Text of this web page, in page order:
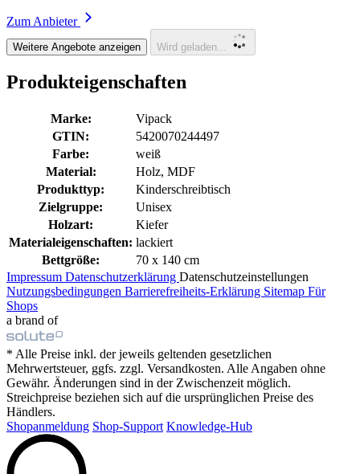
Zum Anbieter
Weitere Angebote anzeigen Wird geladen...
Produkteigenschaften
Marke:
Vipack
GTIN:
5420070244497
Farbe:
weiß
Material:
Holz, MDF
Produkttyp:
Kinderschreibtisch
Zielgruppe:
Unisex
Holzart:
Kiefer
Materialeigenschaften: lackiert
Bettgröße:
70 x 140 cm
Impressum Datenschutzerklärung Datenschutzeinstellungen
Nutzungsbedingungen Barrierefreiheits-Erklärung Sitemap Für
Shops
a brand of
* Alle Preise inkl. der jeweils geltenden gesetzlichen
Mehrwertsteuer, ggfs. zzgl. Versandkosten. Alle Angaben ohne
Gewähr. Änderungen sind in der Zwischenzeit möglich.
Streichpreise beziehen sich auf die ursprünglichen Preise des
Händlers.
Shopanmeldung Shop-Support Knowledge-Hub